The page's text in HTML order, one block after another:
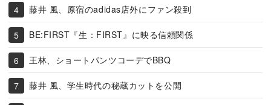
藤井 風、原宿のadidas店外にファン殺到
BE:FIRST『生：FIRST』に映る信頼関係
王林、ショートパンツコーデでBBQ
藤井 風、学生時代の秘蔵カットを公開